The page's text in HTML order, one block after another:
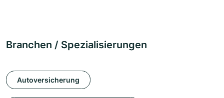
Branchen / Spezialisierungen
Autoversicherung